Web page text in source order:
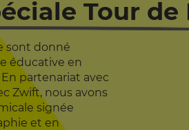
Tour de
sont donné
éducative en
En partenariat avec
Zwift, nous avons
signée
et en